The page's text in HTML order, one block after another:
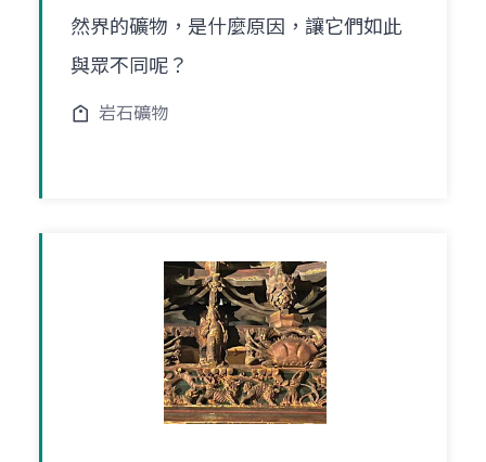
然界的礦物，是什麼原因，讓它們如此
與眾不同呢？
岩石礦物